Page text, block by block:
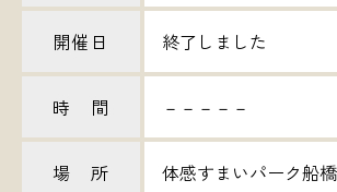
開催日 終了しました
時 間 －－－－－
場 所 体感すまいパーク船橋